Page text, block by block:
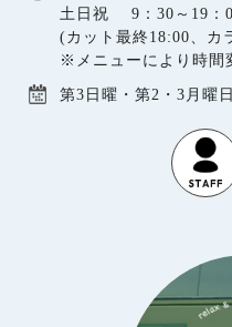
土日祝 9：30～19：
(カット最終18:00、カ
※メニューにより時間
第3日曜・第2・3月曜